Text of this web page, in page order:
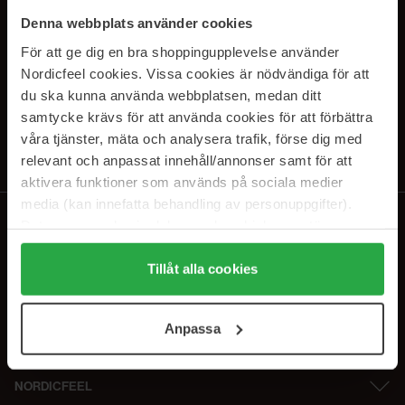
Denna webbplats använder cookies
För att ge dig en bra shoppingupplevelse använder
Nordicfeel cookies. Vissa cookies är nödvändiga för att
du ska kunna använda webbplatsen, medan ditt
samtycke krävs för att använda cookies för att förbättra
våra tjänster, mäta och analysera trafik, förse dig med
relevant och anpassat innehåll/annonser samt för att
aktivera funktioner som används på sociala medier
media (kan innefatta behandling av personuppgifter).
Genom att trycka på "Tillåt alla cookies" accepterar du
alla cookies, medan du under "Detaljer" kan anpassa
användningen av cookies. Du kan när som helst återkalla
samt vår Integritetspolicy.
Tillåt alla cookies
Anpassa
SUBSCRIBE TO OUR
NEWSLETTER
E-postadresse
Ved å abonnere godtar du vårpersonvernerklæring. Du kan melde deg
NORDICFEEL